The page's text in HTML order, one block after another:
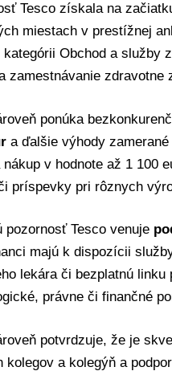
Tesco získala na
miestach v prestížnej
kategórii Obchod a služby
zamestnávanie zdravotne
ponúka
a ďalšie výhody
v hodnote až 1 100
príspevky pri rôznych
pozornosť Tesco venuje
majú k dispozícii
lekára či bezplatnú linku
právne či finančné
potvrdzuje, že je
kolegov a kolegýň a